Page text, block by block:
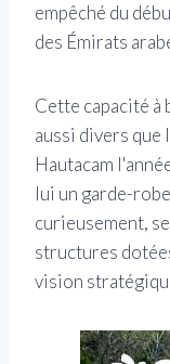
empêché du
des Émirats
Cette capacité à
aussi divers que
Hautacam
lui un garde-
curieusement,
structures
vision